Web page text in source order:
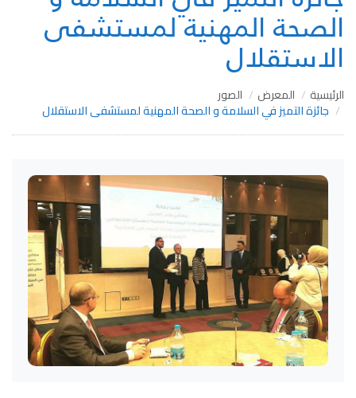
الصحة المهنية لمستشفى
الاستقلال
الرئيسية المعرض الصور
جائزة التميز في السلامة و الصحة المهنية لمستشفى الاستقلال